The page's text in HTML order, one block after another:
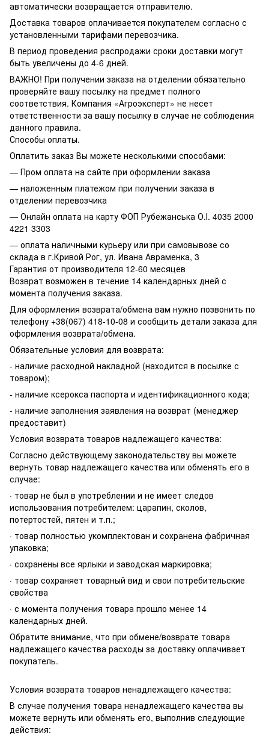
автоматически возвращается отправителю.
Доставка товаров оплачивается покупателем согласно с
установленными тарифами перевозчика.
В период проведения распродажи сроки доставки могут
быть увеличены до 4-6 дней.
ВАЖНО! При получении заказа на отделении обязательно
проверяйте вашу посылку на предмет полного
соответствия. Компания «Агроэксперт» не несет
ответственности за вашу посылку в случае не соблюдения
данного правила.
Способы оплаты.
Оплатить заказ Вы можете несколькими способами:
— Пром оплата на сайте при оформлении заказа
— наложенным платежом при получении заказа в
отделении перевозчика
— Онлайн оплата на карту ФОП Рубежанська О.І. 4035 2000
4221 3303
— оплата наличными курьеру или при самовывозе со
склада в г.Кривой Рог, ул. Ивана Авраменка, 3
Гарантия от производителя 12-60 месяцев
Возврат возможен в течение 14 календарных дней с
момента получения заказа.
Для оформления возврата/обмена вам нужно позвонить по
телефону +38(067) 418-10-08 и сообщить детали заказа для
оформления возврата/обмена.
Обязательные условия для возврата:
- наличие расходной накладной (находится в посылке с
товаром);
- наличие ксерокса паспорта и идентификационного кода;
- наличие заполнения заявления на возврат (менеджер
предоставит)
Условия возврата товаров надлежащего качества:
Согласно действующему законодательству вы можете
вернуть товар надлежащего качества или обменять его в
случае:
· товар не был в употреблении и не имеет следов
использования потребителем: царапин, сколов,
потертостей, пятен и т.п.;
· товар полностью укомплектован и сохранена фабричная
упаковка;
· сохранены все ярлыки и заводская маркировка;
· товар сохраняет товарный вид и свои потребительские
свойства
· с момента получения товара прошло менее 14
календарных дней.
Обратите внимание, что при обмене/возврате товара
надлежащего качества расходы за доставку оплачивает
покупатель.
Условия возврата товаров ненадлежащего качества:
В случае получения товара ненадлежащего качества вы
можете вернуть или обменять его, выполнив следующие
действия: